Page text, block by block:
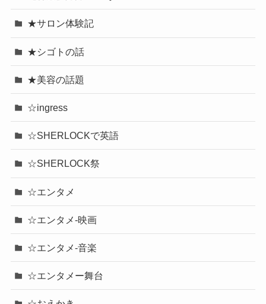
★サロン体験記
★シゴトの話
★美容の話題
☆ingress
☆SHERLOCKで英語
☆SHERLOCK祭
☆エンタメ
☆エンタメ-映画
☆エンタメ-音楽
☆エンタメー舞台